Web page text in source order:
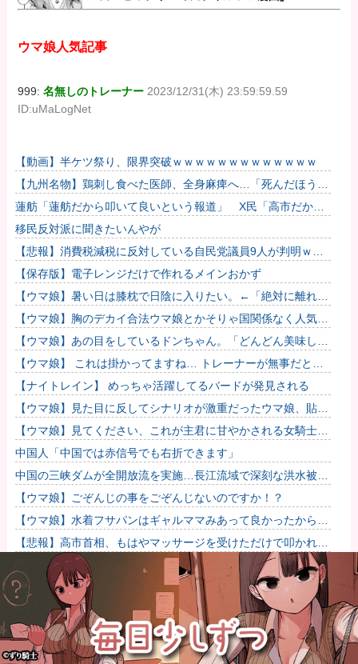
ウマ娘人気記事
999:名無しのトレーナー 2023/12/31(木) 23:59:59.59
ID:uMaLogNet
【動画】半ケツ祭り、限界突破ｗｗｗｗｗｗｗｗｗｗｗｗｗ
【九州名物】鶏刺し食べた医師、全身麻痺へ…「死んだほうが
良かったと思っていた」
蓮舫「蓮舫だから叩いて良いという報道」 X民「高市だから
叩いて良いをやってるのがお前だろ」
移民反対派に聞きたいんやが
【悲報】消費税減税に反対している自民党議員9人が判明ｗｗ
ｗｗｗｗ
【保存版】電子レンジだけで作れるメインおかず
【ウマ娘】暑い日は膝枕で日陰に入りたい。←「絶対に離れた
くない場所だな」
【ウマ娘】胸のデカイ合法ウマ娘とかそりゃ国関係なく人気出
るわな
【ウマ娘】あの目をしているドンちゃん。「どんどん美味しく
実る…♡」
【ウマ娘】 これは掛かってますね… トレーナーが無事だとい
いのですが…
【ナイトレイン】 めっちゃ活躍してるバードが発見される
【ウマ娘】見た目に反してシナリオが激重だったウマ娘、貼
る。
【ウマ娘】見てください、これが主君に甘やかされる女騎士の
姿です。
中国人「中国では赤信号でも右折できます」
中国の三峡ダムが全開放流を実施…長江流域で深刻な洪水被
害！
【ウマ娘】ごぞんじの事をごぞんじないのですか！？
【ウマ娘】水着フサパンはギャルママみあって良かったから引
く
【悲報】高市首相、もはやマッサージを受けただけで叩かれて
しまう他
【ウマ娘】なんか怖い動画が流れてきたんだが…（ﾋｴｯ他
元いいとも青年隊、中居正広の”素顔”を暴露
防衛費、過去最大の約8兆9千億円要求へ…予算案で膨張、迎撃
用無人機・AIなど導入！